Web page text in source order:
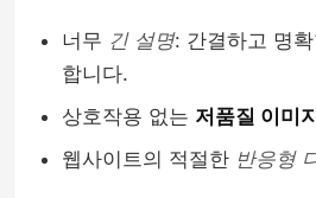
너무 긴 설명: 간결하고 명
합니다.
상호작용 없는 저품질 이미지
웹사이트의 적절한 반응형